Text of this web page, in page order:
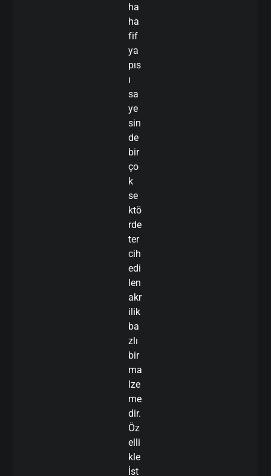
ha
ha
fif
ya
pıs
ı
sa
ye
sin
de
bir
ço
k
se
ktö
rde
ter
cih
edi
len
akr
ilik
ba
zlı
bir
ma
lze
me
dir.
Öz
elli
kle
İst